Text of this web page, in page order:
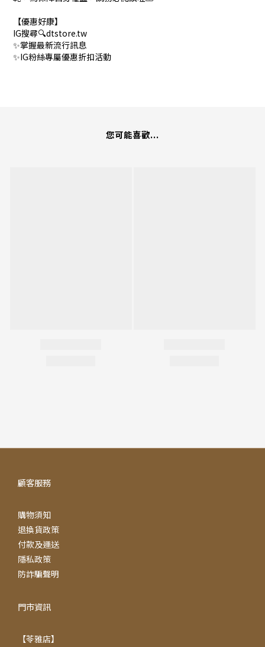
【優惠好康】
IG搜尋🔍dtstore.tw
✨掌握最新流行訊息
✨IG粉絲專屬優惠折扣活動
您可能喜歡...
顧客服務
購物須知
退換貨政策
付款及運送
隱私政策
防詐騙聲明
門市資訊
【苓雅店】